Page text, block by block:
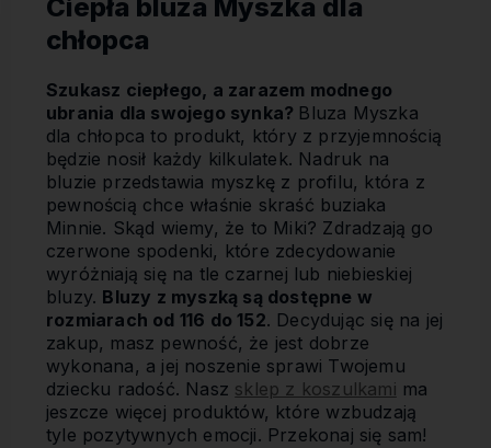
Ciepła bluza Myszka dla
chłopca
Szukasz ciepłego, a zarazem modnego
ubrania dla swojego synka? Bluza Myszka
dla chłopca to produkt, który z przyjemnością
będzie nosił każdy kilkulatek. Nadruk na
bluzie przedstawia myszkę z profilu, która z
pewnością chce właśnie skraść buziaka
Minnie. Skąd wiemy, że to Miki? Zdradzają go
czerwone spodenki, które zdecydowanie
wyróżniają się na tle czarnej lub niebieskiej
bluzy. Bluzy z myszką są dostępne w
rozmiarach od 116 do 152. Decydując się na jej
zakup, masz pewność, że jest dobrze
wykonana, a jej noszenie sprawi Twojemu
dziecku radość. Nasz sklep z koszulkami ma
jeszcze więcej produktów, które wzbudzają
tyle pozytywnych emocji. Przekonaj się sam!